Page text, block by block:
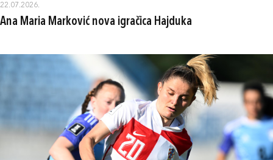
22.07.2026.
Ana Maria Marković nova igračica Hajduka